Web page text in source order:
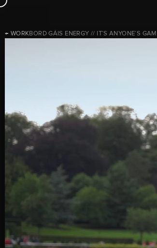
← WORKBORD GÁIS ENERGY // IT’S ANYONE’S